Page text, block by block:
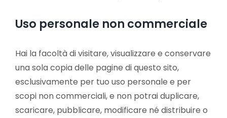
Uso personale non commerciale
Hai la facoltà di visitare, visualizzare e conservare
una sola copia delle pagine di questo sito,
esclusivamente per tuo uso personale e per
scopi non commerciali, e non potrai duplicare,
scaricare, pubblicare, modificare né distribuire o